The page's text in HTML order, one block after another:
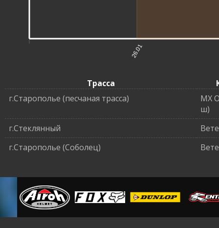
26.01
Трасса
г.Старополье (песчаная трасса)
MX
ш)
г.Стеклянный
г.Старополье (Соболец)